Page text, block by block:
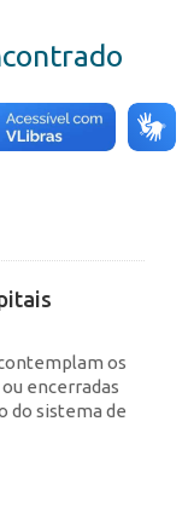
JSON
os
encerradas
do sistema de